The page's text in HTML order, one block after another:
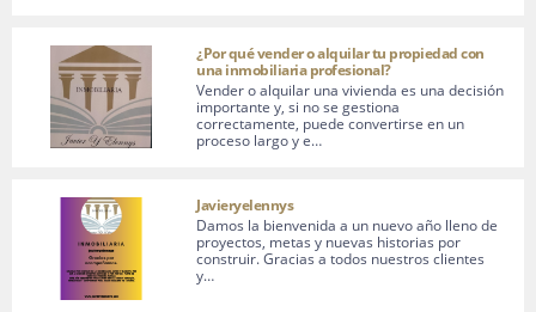
¿Por qué vender o alquilar tu propiedad con
una inmobiliaria profesional?
Vender o alquilar una vivienda es una decisión
importante y, si no se gestiona
correctamente, puede convertirse en un
proceso largo y e…
Javieryelennys
Damos la bienvenida a un nuevo año lleno de
proyectos, metas y nuevas historias por
construir. Gracias a todos nuestros clientes
y…